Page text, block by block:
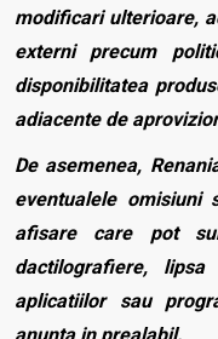
modificari ulterioare,
externi precum
disponibilitatea
adiacente de
De asemenea,
eventualele
afisare care pot
dactilografiere,
aplicatiilor sau